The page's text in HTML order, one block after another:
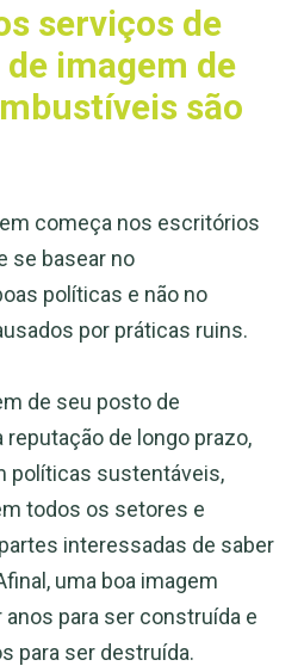
serviços de
imagem de
são
começa nos escritórios
se basear no
políticas e não no
​​por práticas ruins.
de seu posto de
de longo prazo,
políticas sustentáveis,
todos os setores e
interessadas de saber
uma boa imagem
para ser construída e
para ser destruída.